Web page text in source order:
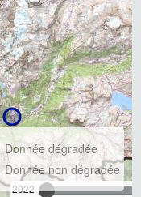
2022
Donnée dégradée
Donnée non dégradée